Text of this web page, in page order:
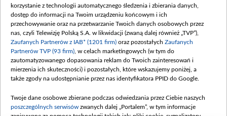
Procedura zgłoszeń wewnętrznych
korzystanie z technologii automatycznego śledzenia i zbierania danych,
dostęp do informacji na Twoim urządzeniu końcowym i ich
przechowywanie oraz na przetwarzanie Twoich danych osobowych przez
nas, czyli Telewizję Polską S.A. w likwidacji (zwaną dalej również „TVP”),
Zaufanych Partnerów z IAB* (1201 firm) oraz pozostałych Zaufanych
Partnerów TVP (93 firm) , w celach marketingowych (w tym do
zautomatyzowanego dopasowania reklam do Twoich zainteresowań i
mierzenia ich skuteczności) i pozostałych, które wskazujemy poniżej, a
także zgody na udostępnianie przez nas identyfikatora PPID do Google.
Twoje dane osobowe zbierane podczas odwiedzania przez Ciebie naszych
poszczególnych serwisów zwanych dalej „Portalem”, w tym informacje